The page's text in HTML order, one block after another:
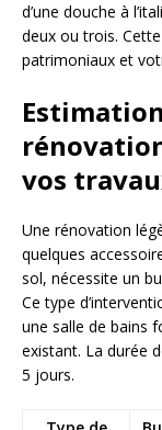
d’une douche à
deux ou trois.
patrimoniaux et
vos
Une rénovation
quelques
sol, nécessite un
Ce type
une salle de bains
existant. La durée
5 jours.